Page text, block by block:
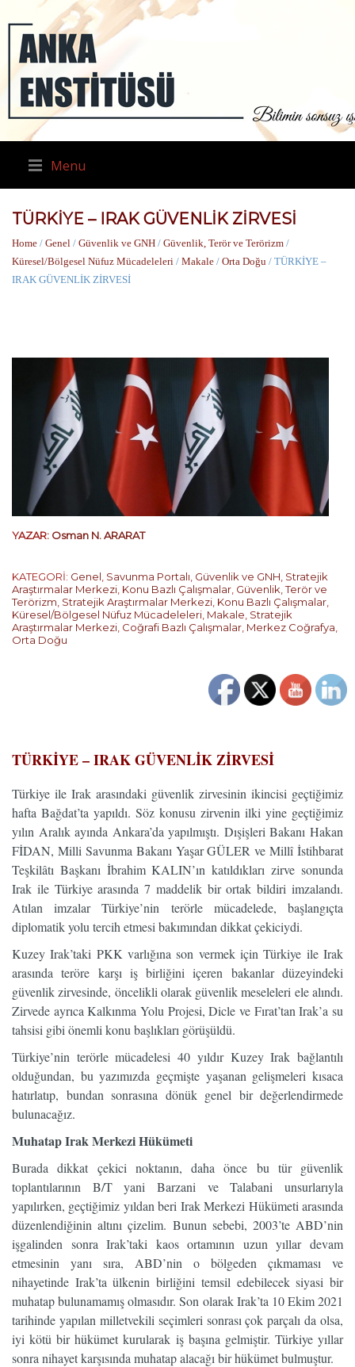
Menu
TÜRKİYE – IRAK GÜVENLİK ZİRVESİ
Home / Genel / Güvenlik ve GNH / Güvenlik, Terör ve Terörizm /
Küresel/Bölgesel Nüfuz Mücadeleleri / Makale / Orta Doğu / TÜRKİYE –
IRAK GÜVENLİK ZİRVESİ
YAZAR: Osman N. ARARAT
KATEGORİ: Genel Savunma Portalı Güvenlik ve GNH Stratejik
Araştırmalar Merkezi Konu Bazlı Çalışmalar Güvenlik, Terör ve
Terörizm Stratejik Araştırmalar Merkezi Konu Bazlı Çalışmalar
Küresel/Bölgesel Nüfuz Mücadeleleri Makale Stratejik
Araştırmalar Merkezi Coğrafi Bazlı Çalışmalar Merkez Coğrafya
Orta Doğu
TÜRKİYE – IRAK GÜVENLİK ZİRVESİ
Türkiye ile Irak arasındaki güvenlik zirvesinin ikincisi geçtiğimiz
hafta Bağdat’ta yapıldı. Söz konusu zirvenin ilki yine geçtiğimiz
yılın Aralık ayında Ankara’da yapılmıştı. Dışişleri Bakanı Hakan
FİDAN, Milli Savunma Bakanı Yaşar GÜLER ve Millî İstihbarat
Teşkilâtı Başkanı İbrahim KALIN’ın katıldıkları zirve sonunda
Irak ile Türkiye arasında 7 maddelik bir ortak bildiri imzalandı.
Atılan imzalar Türkiye’nin terörle mücadelede, başlangıçta
diplomatik yolu tercih etmesi bakımından dikkat çekiciydi.
Kuzey Irak’taki PKK varlığına son vermek için Türkiye ile Irak
arasında teröre karşı iş birliğini içeren bakanlar düzeyindeki
güvenlik zirvesinde, öncelikli olarak güvenlik meseleleri ele alındı.
Zirvede ayrıca Kalkınma Yolu Projesi, Dicle ve Fırat’tan Irak’a su
tahsisi gibi önemli konu başlıkları görüşüldü.
Türkiye’nin terörle mücadelesi 40 yıldır Kuzey Irak bağlantılı
olduğundan, bu yazımızda geçmişte yaşanan gelişmeleri kısaca
hatırlatıp, bundan sonrasına dönük genel bir değerlendirmede
bulunacağız.
Muhatap Irak Merkezi Hükümeti
Burada dikkat çekici noktanın, daha önce bu tür güvenlik
toplantılarının B/T yani Barzani ve Talabani unsurlarıyla
yapılırken, geçtiğimiz yıldan beri Irak Merkezi Hükümeti arasında
düzenlendiğinin altını çizelim. Bunun sebebi, 2003’te ABD’nin
işgalinden sonra Irak’taki kaos ortamının uzun yıllar devam
etmesinin yanı sıra, ABD’nin o bölgeden çıkmaması ve
nihayetinde Irak’ta ülkenin birliğini temsil edebilecek siyasi bir
muhatap bulunamamış olmasıdır. Son olarak Irak’ta 10 Ekim 2021
tarihinde yapılan milletvekili seçimleri sonrası çok parçalı da olsa,
iyi kötü bir hükümet kurularak iş başına gelmiştir. Türkiye yıllar
sonra nihayet karşısında muhatap alacağı bir hükümet bulmuştur.